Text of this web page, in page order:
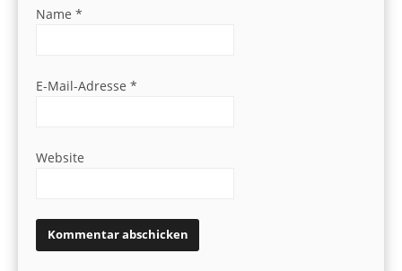
Name *
E-Mail-Adresse *
Website